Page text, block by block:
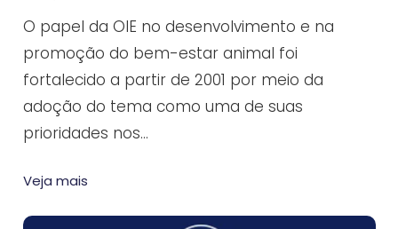
O papel da OIE no desenvolvimento e na
promoção do bem-estar animal foi
fortalecido a partir de 2001 por meio da
adoção do tema como uma de suas
prioridades nos…
Veja mais